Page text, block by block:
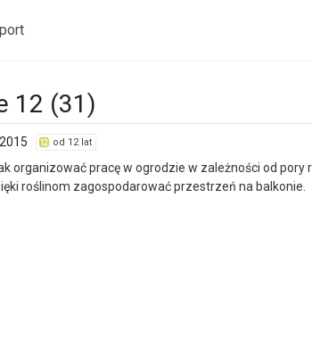
12 (31)
2015 od 12 lat
organizować pracę w ogrodzie w zależności od
roślinom zagospodarować przestrzeń na balkonie.